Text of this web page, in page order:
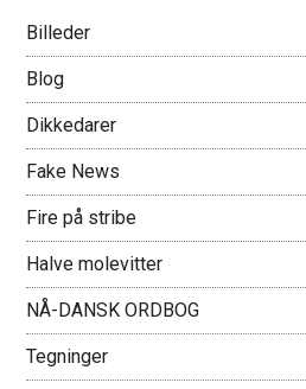
Billeder
Blog
Dikkedarer
Fake News
Fire på stribe
Halve molevitter
NÅ-DANSK ORDBOG
Tegninger